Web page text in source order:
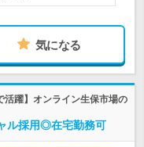
気になる
活躍】オンライン生保市場の
ル採用◎在宅勤務可